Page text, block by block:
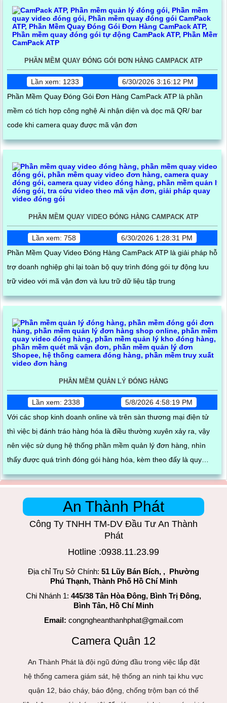
PHẦN MỀM QUAY ĐÓNG GÓI ĐƠN HÀNG CAMPACK ATP
Lần xem: 1233
6/30/2026 3:16:12 PM
Phần Mềm Quay Đóng Gói Đơn Hàng CamPack ATP là phần
mềm có tích hợp công nghệ Ai nhận diện và dọc mã QR/ bar
code khi camera quay được mã vận đơn
PHẦN MỀM QUAY VIDEO ĐÓNG HÀNG CAMPACK ATP
Lần xem: 758
6/30/2026 1:28:31 PM
Phần Mềm Quay Video Đóng Hàng CamPack ATP là giải pháp hỗ
trợ doanh nghiệp ghi lại toàn bộ quy trình đóng gói tự động lưu
trữ video với mã vận đơn và lưu trữ dữ liệu tập trung
PHẦN MỀM QUẢN LÝ ĐÓNG HÀNG
Lần xem: 2338
5/8/2026 4:58:19 PM
Với các shop kinh doanh online và trên sàn thương mại điện tử
thì việc bị đánh tráo hàng hóa là điều thường xuyên xảy ra, vậy
nên việc sử dụng hệ thống phần mềm quản lý đơn hàng, nhìn
thấy được quá trình đóng gói hàng hóa, kèm theo đấy là quy
trình đóng gói cũng được ghi lại một cách dễ dàng
An Thành Phát
Công Ty TNHH TM-DV Đầu Tư An Thành
Phát
Hotline :0938.11.23.99
Địa chỉ Trụ Sở Chính: 51 Lũy Bán Bích, , Phường
Phú Thạnh, Thành Phố Hồ Chí Minh
Chi Nhánh 1: 445/38 Tân Hòa Đông, Bình Trị Đông,
Bình Tân, Hồ Chí Minh
Email: congngheanthanhphat@gmail.com
Camera Quân 12
An Thành Phát là đội ngũ đứng đầu trong việc lắp đặt
hệ thống camera giám sát, hệ thống an ninh tại khu vực
quận 12, báo cháy, báo động, chống trộm bạn có thể